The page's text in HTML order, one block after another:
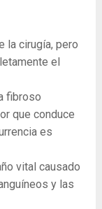
la cirugía, pero
el
fibroso
que conduce
es
vital causado
y las